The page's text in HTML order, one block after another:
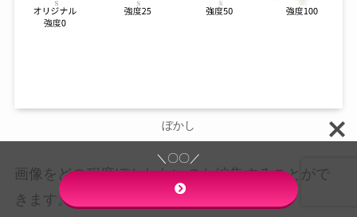
ぼかし
画像をどの程度ぼかしたいのか編集することがで
きます。
＼〇〇／